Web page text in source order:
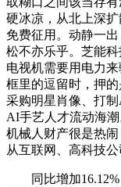
硬冰凉，从北上深
免费征用。动静一
松不亦乐乎。芝能
电视机需要用电力
框里的逗留时，押
采购明星肖像、打
AI手艺人才流动海
机械人财产很是热闹
从互联网、高科技公
同比增加16.12%